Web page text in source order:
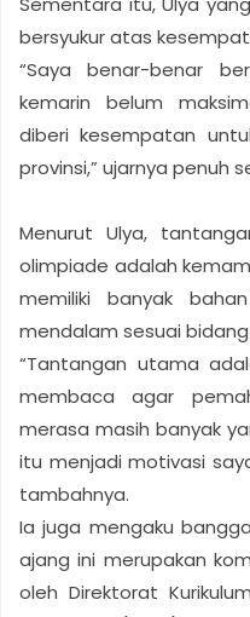
bersyukur atas
“Saya benar-benar
kemarin belum
diberi kesempatan
provinsi,” ujarnya penuh
Menurut Ulya,
olimpiade adalah
memiliki banyak
mendalam sesuai
“Tantangan utama
membaca agar
merasa masih banyak
itu menjadi motivasi
tambahnya.
Ia juga mengaku
ajang ini merupakan
oleh Direktorat